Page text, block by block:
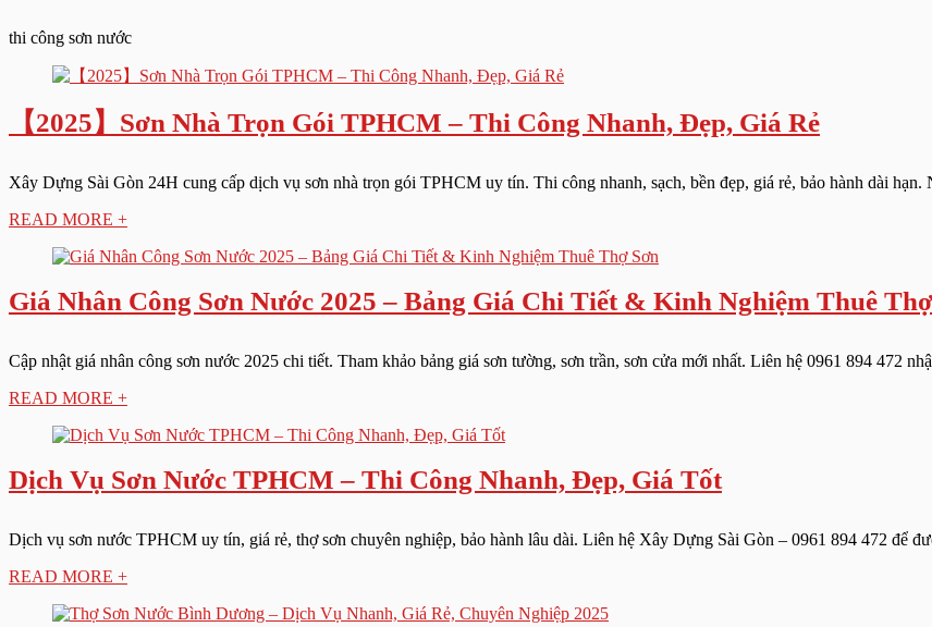
thi công sơn nước
【2025】Sơn Nhà Trọn Gói TPHCM – Thi Công Nhanh, Đẹp, Giá Rẻ
Xây Dựng Sài Gòn 24H cung cấp dịch vụ sơn nhà trọn gói TPHCM uy tín. Thi công nhanh, sạch, bền đẹp, giá rẻ, bảo hành dài hạn.
READ MORE +
Giá Nhân Công Sơn Nước 2025 – Bảng Giá Chi Tiết & Kinh Nghiệm Thuê
Cập nhật giá nhân công sơn nước 2025 chi tiết. Tham khảo bảng giá sơn tường, sơn trần, sơn cửa mới nhất. Liên hệ 0961 894 472
READ MORE +
Dịch Vụ Sơn Nước TPHCM – Thi Công Nhanh, Đẹp, Giá Tốt
Dịch vụ sơn nước TPHCM uy tín, giá rẻ, thợ sơn chuyên nghiệp, bảo hành lâu dài. Liên hệ Xây Dựng Sài Gòn – 0961 894 472 để
READ MORE +